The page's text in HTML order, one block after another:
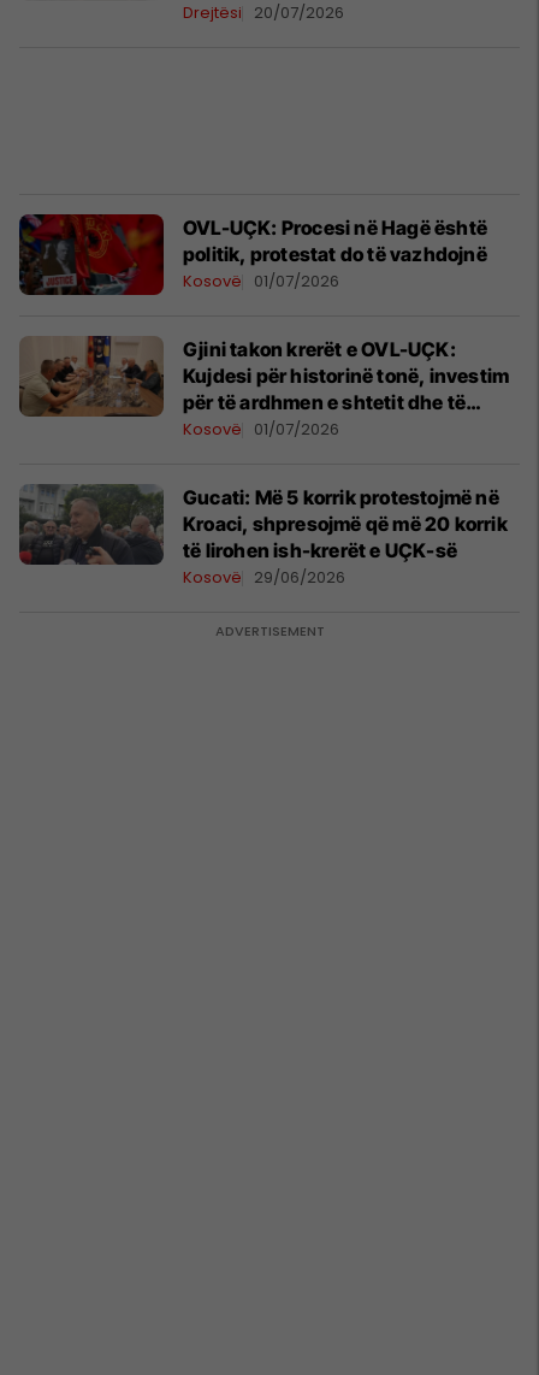
Drejtësi 20/07/2026
OVL-UÇK: Procesi në Hagë është
politik, protestat do të vazhdojnë
Kosovë 01/07/2026
Gjini takon krerët e OVL-UÇK:
Kujdesi për historinë tonë, investim
për të ardhmen e shtetit dhe të
fëmijëve tanë
Kosovë 01/07/2026
Gucati: Më 5 korrik protestojmë në
Kroaci, shpresojmë që më 20 korrik
të lirohen ish-krerët e UÇK-së
Kosovë 29/06/2026